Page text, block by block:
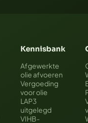
Kennisbank
Afgewerkte
olie afvoeren
Vergoeding
voor olie
LAP3
uitgelegd
VIHB-